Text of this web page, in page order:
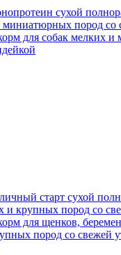
сухой
миниатюрных пород со
для собак мелких
старт сухой
и крупных пород со
для щенков,
пород со свежей